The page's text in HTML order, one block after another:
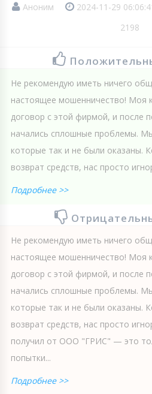
Аноним 2024-11-29
2198
Не рекомендую иметь ничего
настоящее мошенничество! Моя
договор с этой фирмой, и после
начались сплошные проблемы. Мы
которые так и не были оказаны.
возврат средств, нас просто
Подробнее >>
Не рекомендую иметь ничего
настоящее мошенничество! Моя
договор с этой фирмой, и после
начались сплошные проблемы. Мы
которые так и не были оказаны.
возврат средств, нас просто
получил от ООО "ГРИС" — это
попытки...
Подробнее >>